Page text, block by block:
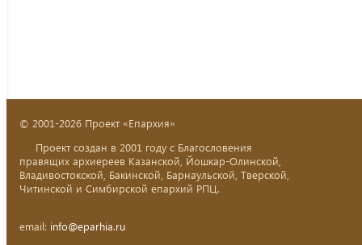
© 2001-2026 Проект «Епархия»
Проект создан в 2001 году с Благословения
правящих архиереев Казанской, Йошкар-Олинской,
Владивостокской, Бакинской, Барнаульской, Тверской,
Читинской и Симбирской епархий РПЦ.
email: info@eparhia.ru